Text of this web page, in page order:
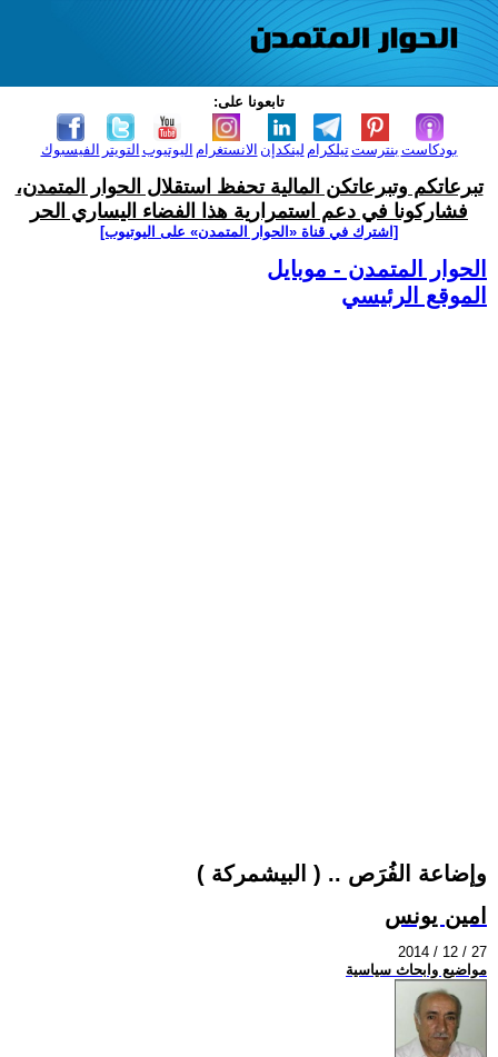
تابعونا على:
الفيسبوك التويتر اليوتيوب الانستغرام لينكدإن تيلكرامبنترست بودكاست
تبرعاتكم وتبرعاتكن المالية تحفظ استقلال الحوار المتمدن،
فشاركونا في دعم استمرارية هذا الفضاء اليساري الحر
[اشترك في قناة ‫«الحوار المتمدن» على اليوتيوب]
الحوار المتمدن - موبايل
الموقع الرئيسي
( البيشمركة ) .. وإضاعة الفُرَص
امين يونس
2014 / 12 / 27
مواضيع وابحاث سياسية